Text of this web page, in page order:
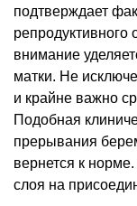
подтверждает
внимание
матки. Не
и крайне важно
Подобная
прерывания
вернется к
слоя на